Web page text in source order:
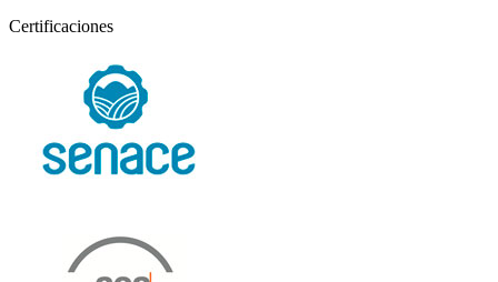
Certificaciones